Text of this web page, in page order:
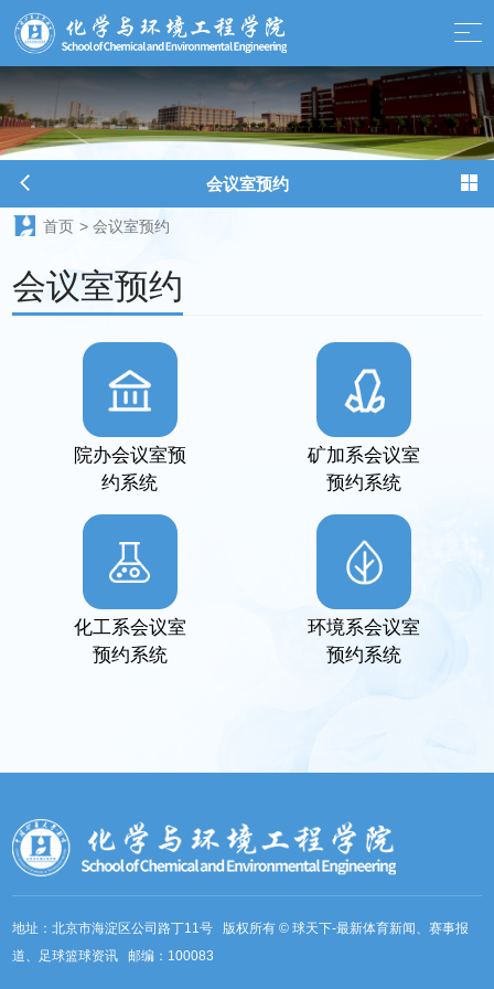
球天下-最新体育新闻、赛事报道、足球篮球资讯
会议室预约
首页 > 会议室预约
会议室预约
院办会议室预
约系统
矿加系会议室
预约系统
化工系会议室
预约系统
环境系会议室
预约系统
地址：北京市海淀区公司路丁11号 版权所有 © 球天下-最新体育新闻、赛事报
道、足球篮球资讯 邮编：100083